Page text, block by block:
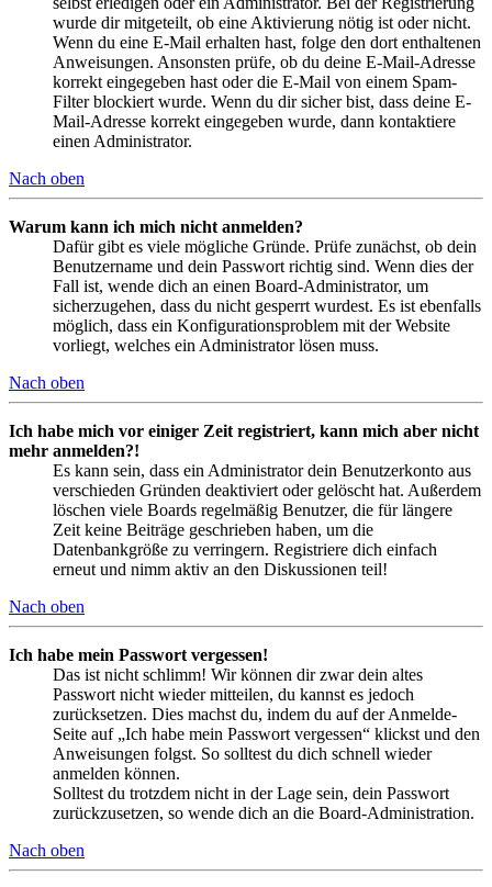
wurde dir mitgeteilt, ob eine Aktivierung nötig ist oder nicht.
Wenn du eine E-Mail erhalten hast, folge den dort enthaltenen
Anweisungen. Ansonsten prüfe, ob du deine E-Mail-Adresse
korrekt eingegeben hast oder die E-Mail von einem Spam-
Filter blockiert wurde. Wenn du dir sicher bist, dass deine E-
Mail-Adresse korrekt eingegeben wurde, dann kontaktiere
einen Administrator.
Nach oben
Warum kann ich mich nicht anmelden?
Dafür gibt es viele mögliche Gründe. Prüfe zunächst, ob dein
Benutzername und dein Passwort richtig sind. Wenn dies der
Fall ist, wende dich an einen Board-Administrator, um
sicherzugehen, dass du nicht gesperrt wurdest. Es ist ebenfalls
möglich, dass ein Konfigurationsproblem mit der Website
vorliegt, welches ein Administrator lösen muss.
Nach oben
Ich habe mich vor einiger Zeit registriert, kann mich aber nicht
mehr anmelden?!
Es kann sein, dass ein Administrator dein Benutzerkonto aus
verschieden Gründen deaktiviert oder gelöscht hat. Außerdem
löschen viele Boards regelmäßig Benutzer, die für längere
Zeit keine Beiträge geschrieben haben, um die
Datenbankgröße zu verringern. Registriere dich einfach
erneut und nimm aktiv an den Diskussionen teil!
Nach oben
Ich habe mein Passwort vergessen!
Das ist nicht schlimm! Wir können dir zwar dein altes
Passwort nicht wieder mitteilen, du kannst es jedoch
zurücksetzen. Dies machst du, indem du auf der Anmelde-
Seite auf „Ich habe mein Passwort vergessen“ klickst und den
Anweisungen folgst. So solltest du dich schnell wieder
anmelden können.
Solltest du trotzdem nicht in der Lage sein, dein Passwort
zurückzusetzen, so wende dich an die Board-Administration.
Nach oben